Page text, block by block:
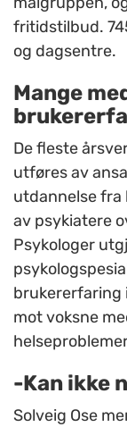
fritidstilbud.
og dagsentre.
Mange
De fleste
utføres av
utdannelse fra
av psykiatere
Psykologer
brukererfaring
mot voksne
-Kan ikke
Solveig Ose